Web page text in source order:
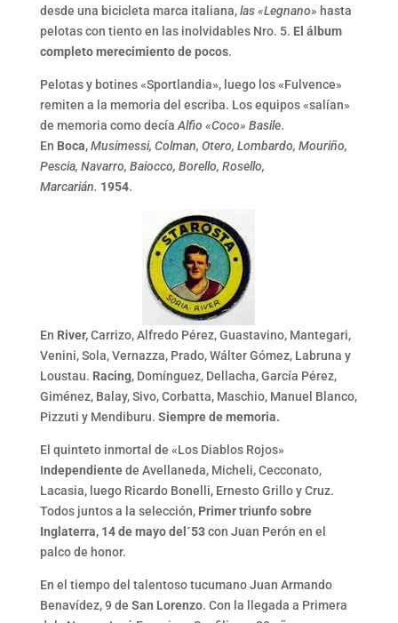
desde una bicicleta marca italiana,las «Legnano» hasta
pelotas con tiento en las inolvidables Nro. 5. El álbum
completo merecimiento de pocos.
Pelotas y botines «Sportlandia», luego los «Fulvence»
remiten a la memoria del escriba. Los equipos «salían»
de memoria como decía Alfio «Coco» Basile.
En Boca,Musimessi, Colman, Otero, Lombardo, Mouriño,
Pescia, Navarro, Baiocco, Borello, Rosello,
Marcarián. 1954.
En River,Carrizo, Alfredo Pérez, Guastavino, Mantegari,
Venini, Sola, Vernazza, Prado, Wálter Gómez, Labruna y
Loustau. Racing, Domínguez, Dellacha, García Pérez,
Giménez, Balay, Sivo, Corbatta, Maschio, Manuel Blanco,
Pizzuti y Mendiburu. Siempre de memoria.
El quinteto inmortal de «Los Diablos Rojos»
Independientede Avellaneda, Micheli, Cecconato,
Lacasia, luego Ricardo Bonelli, Ernesto Grillo y Cruz.
Todos juntos a la selección, Primer triunfo sobre
Inglaterra, 14 de mayo del´53con Juan Perón en el
palco de honor.
En el tiempo del talentoso tucumano Juan Armando
Benavídez, 9 de San Lorenzo. Con la llegada a Primera